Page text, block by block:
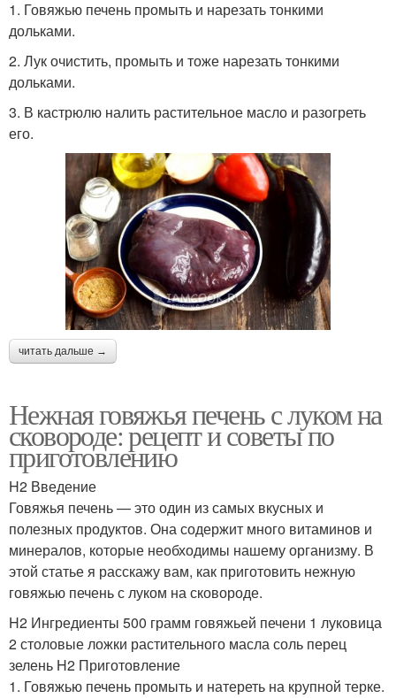
1. Говяжью печень промыть и нарезать тонкими
дольками.
2. Лук очистить, промыть и тоже нарезать тонкими
дольками.
3. В кастрюлю налить растительное масло и разогреть
его.
читать дальше →
Нежная говяжья печень с луком на
сковороде: рецепт и советы по
приготовлению
H2 Введение
Говяжья печень — это один из самых вкусных и
полезных продуктов. Она содержит много витаминов и
минералов, которые необходимы нашему организму. В
этой статье я расскажу вам, как приготовить нежную
говяжью печень с луком на сковороде.
H2 Ингредиенты 500 грамм говяжьей печени 1 луковица
2 столовые ложки растительного масла соль перец
зелень H2 Приготовление
1. Говяжью печень промыть и натереть на крупной терке.